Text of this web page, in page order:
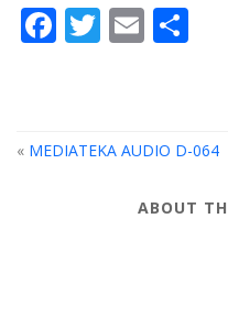
Facebook
Twitter
Email
« MEDIATEKA AUDIO D-064
ABOUT